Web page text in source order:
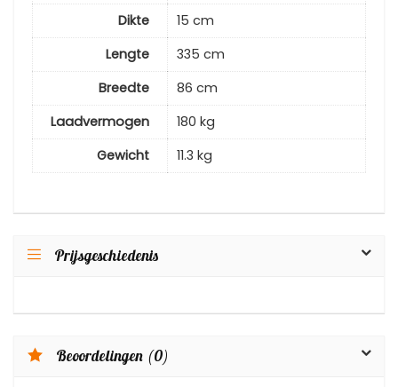
Dikte
15 cm
Lengte
335 cm
Breedte
86 cm
Laadvermogen
180 kg
Gewicht
11.3 kg
Prijsgeschiedenis
Beoordelingen (0)